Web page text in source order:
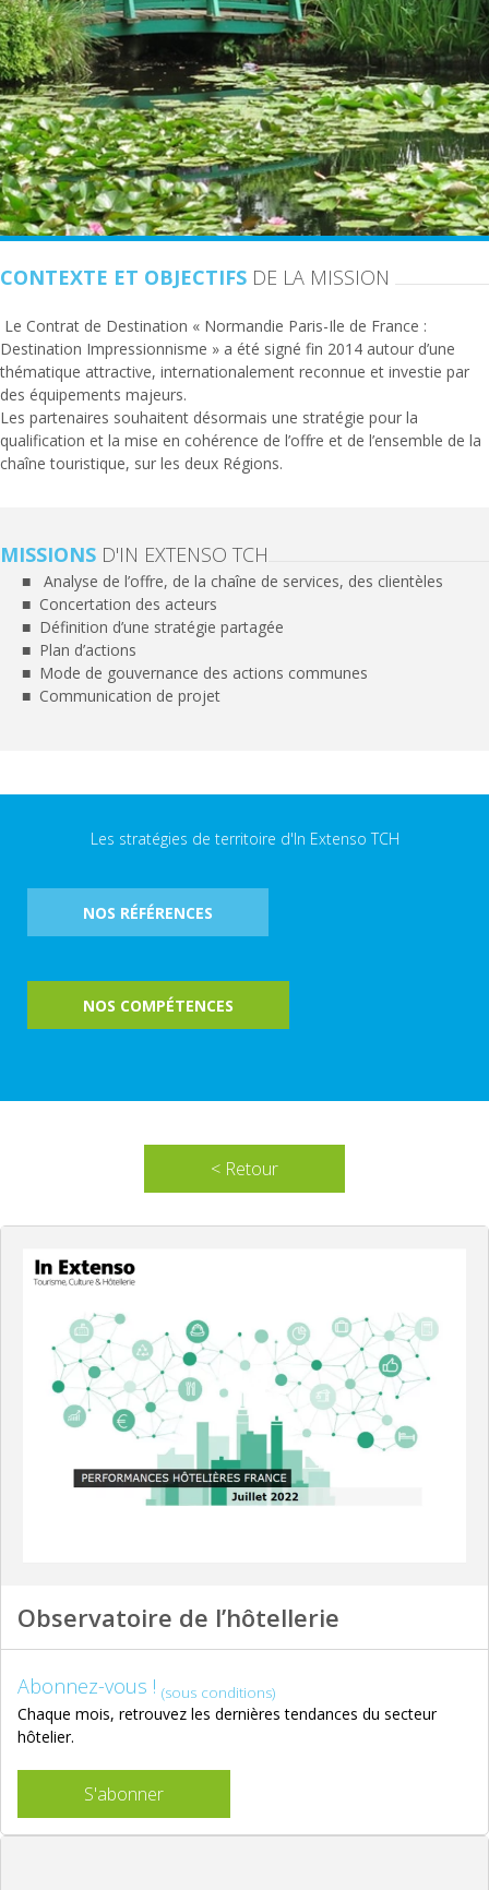
CONTEXTE ET OBJECTIFS DE LA MISSION
Le Contrat de Destination « Normandie Paris-Ile de France :
Destination Impressionnisme » a été signé fin 2014 autour d’une
thématique attractive, internationalement reconnue et investie par
des équipements majeurs.
Les partenaires souhaitent désormais une stratégie pour la
qualification et la mise en cohérence de l’offre et de l’ensemble de la
chaîne touristique, sur les deux Régions.
MISSIONS D'IN EXTENSO TCH
Analyse de l’offre, de la chaîne de services, des clientèles
Concertation des acteurs
Définition d’une stratégie partagée
Plan d’actions
Mode de gouvernance des actions communes
Communication de projet
Les stratégies de territoire d'In Extenso TCH
NOS RÉFÉRENCES
NOS COMPÉTENCES
< Retour
Observatoire de l’hôtellerie
Abonnez-vous ! (sous conditions)
Chaque mois, retrouvez les dernières tendances du secteur
hôtelier.
S'abonner